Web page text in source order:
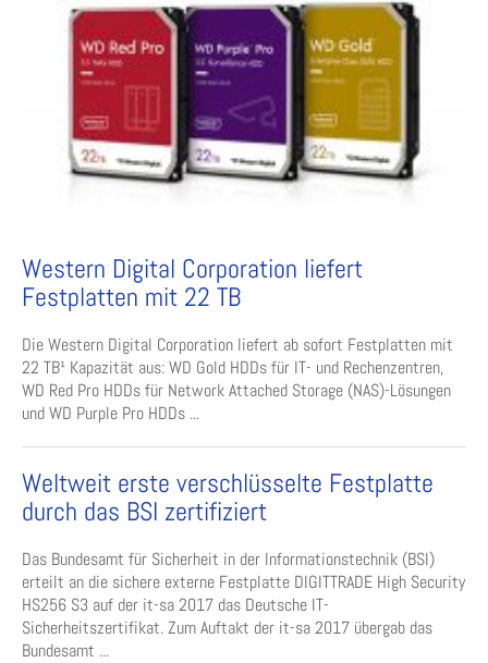
Western Digital Corporation liefert
Festplatten mit 22 TB
Die Western Digital Corporation liefert ab sofort Festplatten mit
22 TB¹ Kapazität aus: WD Gold HDDs für IT- und Rechenzentren,
WD Red Pro HDDs für Network Attached Storage (NAS)-Lösungen
und WD Purple Pro HDDs ...
Weltweit erste verschlüsselte Festplatte
durch das BSI zertifiziert
Das Bundesamt für Sicherheit in der Informationstechnik (BSI)
erteilt an die sichere externe Festplatte DIGITTRADE High Security
HS256 S3 auf der it-sa 2017 das Deutsche IT-
Sicherheitszertifikat. Zum Auftakt der it-sa 2017 übergab das
Bundesamt ...